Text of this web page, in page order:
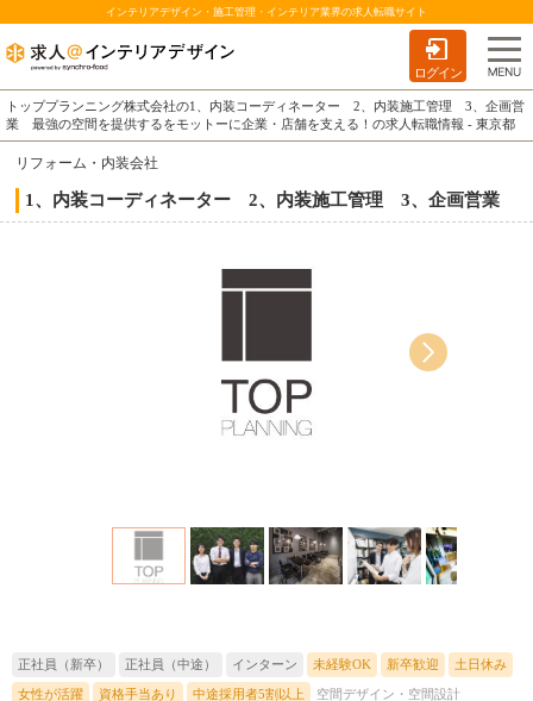
インテリアデザイン・施工管理・インテリア業界の求人転職サイト
ログイン
トッププランニング株式会社の1、内装コーディネーター 2、内装施工管理 3、企画営
業 最強の空間を提供するをモットーに企業・店舗を支える！の求人転職情報 - 東京都
リフォーム・内装会社
1、内装コーディネーター 2、内装施工管理 3、企画営業
正社員（新卒） 正社員（中途） インターン 未経験OK 新卒歓迎 土日休み
女性が活躍 資格手当あり 中途採用者5割以上
空間デザイン・空間設計